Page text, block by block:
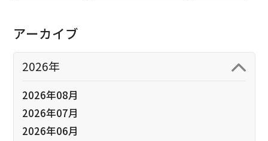
アーカイブ
2026年
2026年08月
2026年07月
2026年06月